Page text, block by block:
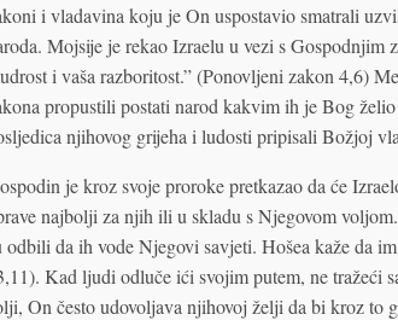
i vladavina koju je On uspostavio smatrali
Mojsije je rekao Izraelu u vezi s Gospodnjim
i vaša razboritost.” (Ponovljeni zakon 4,6)
propustili postati narod kakvim ih je Bog
njihovog grijeha i ludosti pripisali Božjoj
je kroz svoje proroke pretkazao da će
najbolji za njih ili u skladu s Njegovom
odbili da ih vode Njegovi savjeti. Hošea kaže da
Kad ljudi odluče ići svojim putem, ne tražeći
On često udovoljava njihovoj želji da bi kroz to